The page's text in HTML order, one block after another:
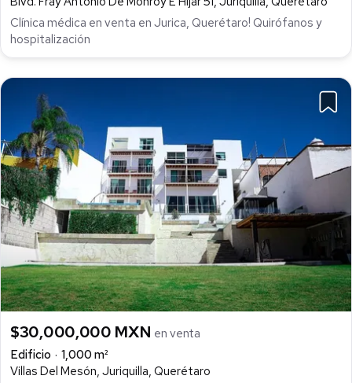
Clínica médica en venta en Jurica, Querétaro! Quirófanos y
hospitalización
$30,000,000 MXN en venta
Edificio
1,000 m²
Villas Del Mesón, Juriquilla, Querétaro